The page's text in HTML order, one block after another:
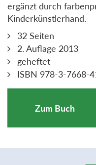
ergänzt durch
Kinderkünstlerhand.
32 Seiten
2. Auflage 2013
geheftet
ISBN 978-3-7668-
Zum Buch